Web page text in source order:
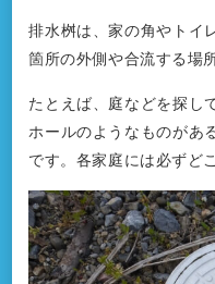
排水桝は、家の角やトイ
箇所の外側や合流する場
たとえば、庭などを探し
ホールのようなものがあ
です。各家庭には必ずど